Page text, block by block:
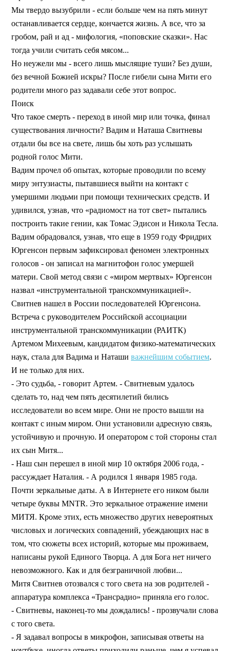
Мы твердо вызубрили - если больше чем на пять минут
останавливается сердце, кончается жизнь. А все, что за
гробом, рай и ад - мифология, «поповские сказки». Нас
тогда учили считать себя мясом...
Но неужели мы - всего лишь мыслящие туши? Без души,
без вечной Божией искры? После гибели сына Мити его
родители много раз задавали себе этот вопрос.
Поиск
Что такое смерть - переход в иной мир или точка, финал
существования личности? Вадим и Наташа Свитневы
отдали бы все на свете, лишь бы хоть раз услышать
родной голос Мити.
Вадим прочел об опытах, которые проводили по всему
миру энтузиасты, пытавшиеся выйти на контакт с
умершими людьми при помощи технических средств. И
удивился, узнав, что «радиомост на тот свет» пытались
построить такие гении, как Томас Эдисон и Никола Тесла.
Вадим обрадовался, узнав, что еще в 1959 году Фридрих
Юргенсон первым зафиксировал феномен электронных
голосов - он записал на магнитофон голос умершей
матери. Свой метод связи с «миром мертвых» Юргенсон
назвал «инструментальной транскоммуникацией».
Свитнев нашел в России последователей Юргенсона.
Встреча с руководителем Российской ассоциации
инструментальной транскоммуникации (РАИТК)
Артемом Михеевым, кандидатом физико-математических
наук, стала для Вадима и Наташи важнейшим событием.
И не только для них.
- Это судьба, - говорит Артем. - Свитневым удалось
сделать то, над чем пять десятилетий бились
исследователи во всем мире. Они не просто вышли на
контакт с иным миром. Они установили адресную связь,
устойчивую и прочную. И оператором с той стороны стал
их сын Митя...
- Наш сын перешел в иной мир 10 октября 2006 года, -
рассуждает Наталия. - А родился 1 января 1985 года.
Почти зеркальные даты. А в Интернете его ником были
четыре буквы MNTR. Это зеркальное отражение имени
МИТЯ. Кроме этих, есть множество других невероятных
числовых и логических совпадений, убеждающих нас в
том, что сюжеты всех историй, которые мы проживаем,
написаны рукой Единого Творца. А для Бога нет ничего
невозможного. Как и для безграничной любви...
Митя Свитнев отозвался с того света на зов родителей -
аппаратура комплекса «Трансрадио» приняла его голос.
- Свитневы, наконец-то мы дождались! - прозвучали слова
с того света.
- Я задавал вопросы в микрофон, записывая ответы на